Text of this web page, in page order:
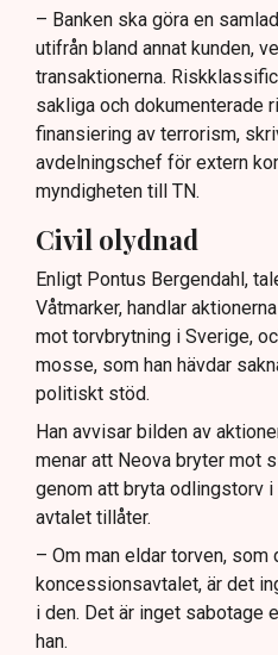
– Banken ska göra en
utifrån bland annat kunden,
transaktionerna.
sakliga och dokumenterade
finansiering av terrorism,
avdelningschef för extern
myndigheten till TN.
Civil olydnad
Enligt Pontus Bergendahl,
Våtmarker, handlar
mot torvbrytning i Sverige,
mosse, som han hävdar
politiskt stöd.
Han avvisar bilden av
menar att Neova bryter mot
genom att bryta odlingstorv
avtalet tillåter.
– Om man eldar torven, som
koncessionsavtalet, är det
i den. Det är inget sabotage
han.